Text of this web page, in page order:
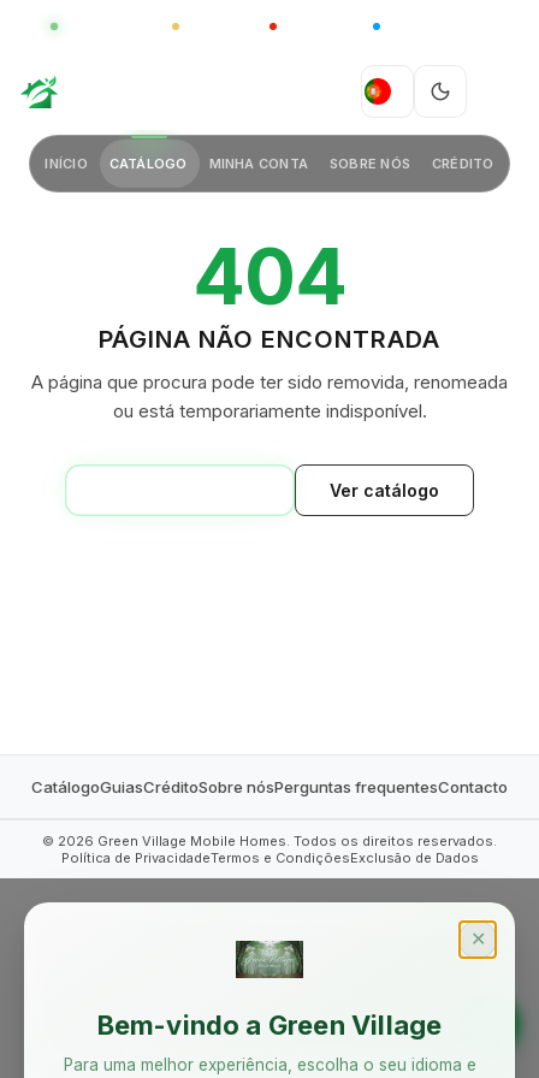
CHINA
PT
INÍCIO CATÁLOGO MINHA CONTA SOBRE NÓS CRÉDITO
404
PÁGINA NÃO ENCONTRADA
A página que procura pode ter sido removida, renomeada
ou está temporariamente indisponível.
Ver catálogo
CatálogoGuiasCréditoSobre nósPerguntas frequentesContacto
© 2026 Green Village Mobile Homes. Todos os direitos reservados.
Política de PrivacidadeTermos e CondiçõesExclusão de Dados
✕
Bem-vindo a Green Village
Para uma melhor experiência, escolha o seu idioma e